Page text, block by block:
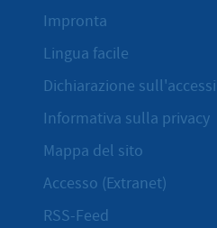
Impronta
Lingua facile
Dichiarazione
Informativa sulla privacy
Mappa del sito
Accesso (Extranet)
RSS-Feed